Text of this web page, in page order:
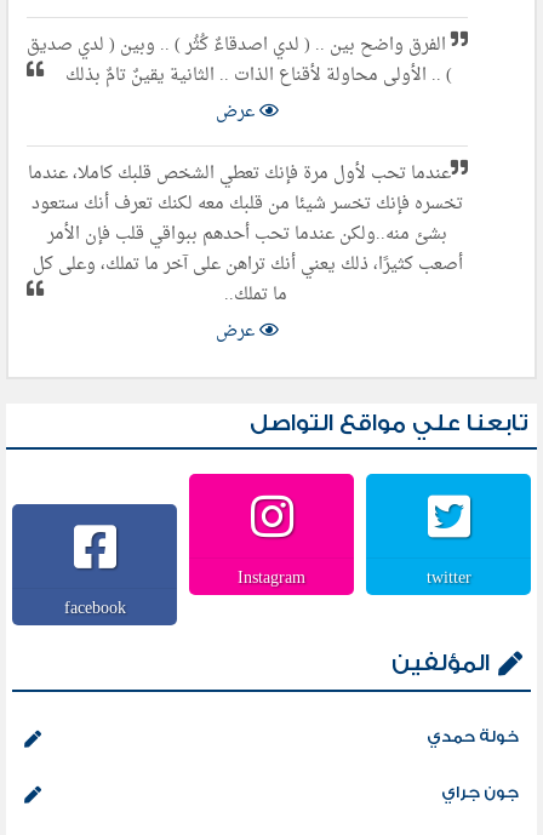
الفرق واضح بين .. ( لدي اصدقاءٌ كُثُر ) .. وبين ( لدي صديق
) .. الأولى محاولة لأقناع الذات .. الثانية يقينٌ تامٌ بذلك
عرض
عندما تحب لأول مرة فإنك تعطي الشخص قلبك كاملا، عندما
تخسره فإنك تخسر شيئا من قلبك معه لكنك تعرف أنك ستعود
بشئ منه..ولكن عندما تحب أحدهم ببواقي قلب فإن الأمر
أصعب كثيرًا، ذلك يعني أنك تراهن على آخر ما تملك، وعلى كل
ما تملك..
عرض
تابعنا علي مواقع التواصل
twitter
Instagram
facebook
المؤلفين
خولة حمدي
جون جراي